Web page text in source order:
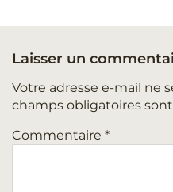
Laisser un
Votre adresse e-mail ne
champs obligatoires
Commentaire *